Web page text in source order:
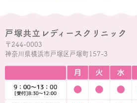
戸塚共立レディースクリニック
〒244-0003
神奈川県横浜市戸塚区戸塚町157-3